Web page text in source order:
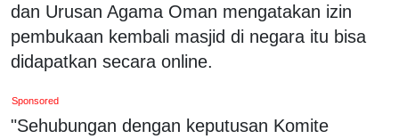
dan Urusan Agama Oman mengatakan izin
pembukaan kembali masjid di negara itu bisa
didapatkan secara online.
Sponsored
"Sehubungan dengan keputusan Komite